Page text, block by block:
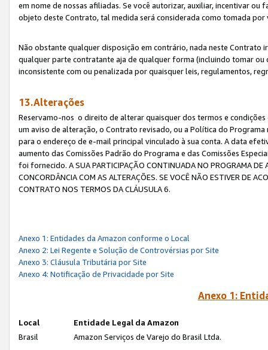
em nome de nossas afiliadas. Se você autorizar, auxiliar, incentivar
objeto deste Contrato, tal medida será considerada como tomada por
Não obstante qualquer disposição em contrário, nada neste
qualquer parte contratante aja de qualquer forma (incluindo tomar ou
inconsistente com ou penalizada por quaisquer leis, regulamentos,
13.Alterações
Reservamo-nos o direito de alterar quaisquer dos termos e
um aviso de alteração, o Contrato revisado, ou a Política do
para o endereço de e-mail principal vinculado à sua conta. A data
aumento das Comissões Padrão do Programa e das Comissões
foi fornecido. A SUA PARTICIPAÇÃO CONTINUADA NO PROGRAMA DE
CONCORDÂNCIA COM AS ALTERAÇÕES. SE VOCÊ NÃO ESTIVER DE
CONTRATO NOS TERMOS DA CLÁUSULA 6.
Anexo 1: Entidades da Amazon conforme o Local
Anexo 2: Lei Regente e Solução de Controvérsias por Site
Anexo 3: Cláusula Tributária por Site
Anexo 4: Notificação de Privacidade por Site
Anexo 1:
Local
Entidade Legal da Amazon
Brasil
Amazon Serviços de Varejo do Brasil Ltda.